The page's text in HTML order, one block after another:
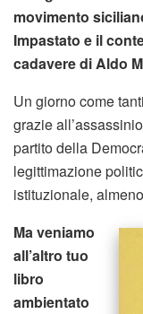
movimento
Impastato e il
cadavere di Aldo
Un giorno come
grazie
partito della
legittimazione
istituzionale,
Ma veniamo
all’altro tuo
libro
ambientato